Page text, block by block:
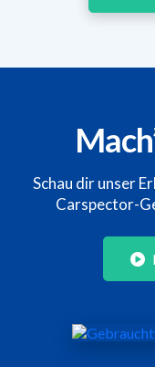
Schau dir unser
Carspector-